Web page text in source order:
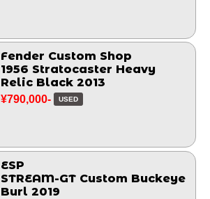
Fender Custom Shop
1956 Stratocaster Heavy
Relic Black 2013
¥790,000- USED
ESP
STREAM-GT Custom Buckeye
Burl 2019